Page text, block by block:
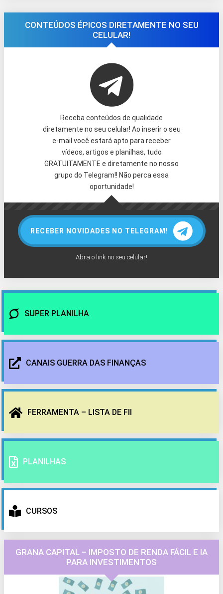
CONTEÚDOS ÉPICOS DIRETAMENTE NO SEU
CELULAR!
Receba conteúdos de qualidade
diretamente no seu celular! Ao inserir o seu
e-mail você estará apto para receber
vídeos, artigos e planilhas, tudo
GRATUITAMENTE e diretamente no nosso
grupo do Telegram!! Não perca essa
oportunidade!
RECEBER NOVIDADES NO TELEGRAM!
Abra o link no seu celular!
SUPER PLANILHA
CANAIS GUERRA DAS FINANÇAS
FERRAMENTA – LISTA DE FII
PLANILHAS
CURSOS
GRANA CAPITAL – IMPOSTO DE RENDA FÁCIL E IA
PARA INVESTIMENTOS